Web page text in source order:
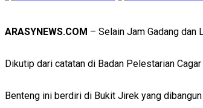
ARASYNEWS.COM – Selain Jam Gadang dan
Dikutip dari catatan di Badan Pelestarian
Benteng ini berdiri di Bukit Jirek yang